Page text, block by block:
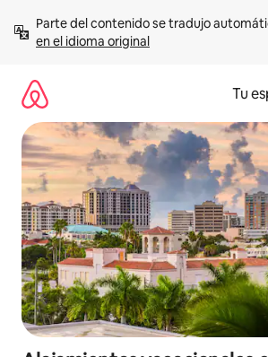
contenido
Parte del contenido se tradujo
en el idioma original
Tu